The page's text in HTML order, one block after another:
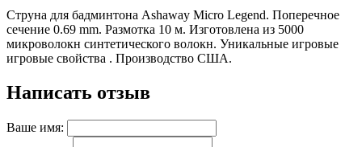
Струна для бадминтона Ashaway Micro Legend. Поперечное
сечение 0.69 mm. Размотка 10 м. Изготовлена из 5000
микроволокн синтетического волокн. Уникальные игровые
игровые свойства . Производство США.
Написать отзыв
Ваше имя: